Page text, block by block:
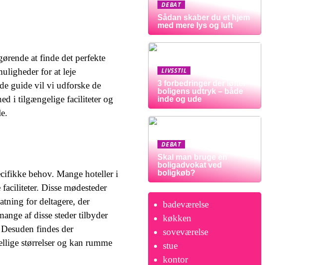
at finde det perfekte
for at leje
guide vil vi udforske de
i tilgængelige faciliteter og
behov. Mange hoteller i
Disse mødesteder
for deltagere, der
af disse steder tilbyder
findes der
størrelser og kan rumme
DEBAT
Sådan skaber du et hjem
med mere lys og luft
LIVSSTIL
3 forbedringer der løfter
boligens udtryk – både
inde og ude
DEBAT
Skal man bruge en
boligadvokat ved
boligkøb?
badeværelse
køkken
soveværelse
stue
kontor